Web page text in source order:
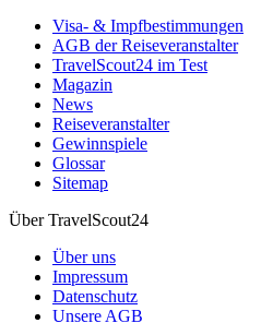
Visa- & Impfbestimmungen
AGB der Reiseveranstalter
TravelScout24 im Test
Magazin
News
Reiseveranstalter
Gewinnspiele
Glossar
Sitemap
Über TravelScout24
Über uns
Impressum
Datenschutz
Unsere AGB